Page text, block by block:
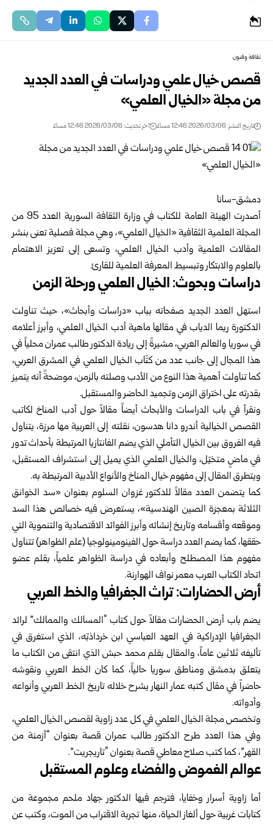
ثقافة وفنون
قصص خيال علمي ودراسات في العدد الجديد
من مجلة «الخيال العلمي»
تاريخ النشر: 2026/03/06 12:46 مساءً اخر تحديث: 2026/03/06 12:46 مساءً
دمشق-سانا
أصدرت الهيئة العامة للكتاب فيوزارة الثقافة السورية
العدد 95 من
المجلة العلمية الثقافية «الخيال العلمي»، وهي مجلة فصلية تعنى بنشر
المقالات العلمية وأدب الخيال العلمي، وتسعى إلى تعزيز الاهتمام
بالعلوم والابتكار وتبسيط المعرفة العلمية للقارئ.
دراسات وبحوث: الخيال العلمي ورحلة الزمن
استهل العدد الجديد صفحاته بباب «دراسات وأبحاث»، حيث تناولت
الدكتورة ريما الدياب في مقالها ماهية أدب الخيال العلمي، وأبرز أعلامه
في سوريا والعالم العربي، مشيرةً إلى ريادة الدكتور طالب عمران محلياً في
هذا المجال إلى جانب عدد من كتّاب الخيال العلمي في المشرق العربي،
كما تناولت أهمية هذا النوع من الأدب وصلته بالزمن، موضحةً أنه يتميز
بقدرته على اختراق الزمن وتجميد الحاضر والمستقبل.
ونقرأ في باب الدراسات والأبحاث أيضاً مقالاً حول أدب المناخ لكاتب
القصص الخيالية أندرو دانا هدسون، نقلته إلى العربية مها مرزة، يتناول
فيه الفروق بين الخيال التأملي الذي يضم الفانتازيا المرتبطة بأحداث تدور
في ماضٍ متخيّل، والخيال العلمي الذي يميل إلى استشراف المستقبل،
ويتطرق المقال إلى مفهوم خيال المناخ والأنواع الأدبية المرتبطة به.
كما يتضمن العدد مقالاً للدكتور غزوان السلوم بعنوان «سد الخوانق
الثلاثة بمعجزة الصين الهندسية»، يستعرض فيه خصائص هذا السد
وموقعه وأقسامه وتاريخ إنشائه وأبرز الفوائد الاقتصادية والتنموية التي
حققها، كما يضم العدد دراسة حول الفينومينولوجيا (علم الظواهر) تتناول
مفهوم هذا المصطلح وأبعاده في دراسة الظواهر علمياً، بقلم عضو
اتحاد الكتاب العرب معمر نواف الهوارنة.
أرض الحضارات: تراث الجغرافيا والخط العربي
يضم باب أرض الحضارات مقالاً حول كتاب “المسالك والممالك” لرائد
الجغرافيا الإدراكية في العهد العباسي ابن خرداذبّه، الذي استغرق في
تأليفه ثلاثين عاماً، والمقال بقلم محمد حبش الذي انتقى من الكتاب ما
يتعلق بدمشق ومناطق سوريا حالياً، كما كان الخط العربي ونقوشه
حاضراً في مقال كتبه عمار النهار يشرح خلاله تاريخ الخط العربي وأنواعه
وأدواته.
وتخصص مجلة الخيال العلمي في كل عدد زاوية لقصص الخيال العلمي،
وفي هذا العدد طرح الدكتور طالب عمران قصة بعنوان “أزمنة من
القهر”، كما كتب صلاح معاطي قصة بعنوان “تاريجريت”.
عوالم الغموض والفضاء وعلوم المستقبل
أما زاوية أسرار وخفايا، فترجم فيها الدكتور جهاد ملحم مجموعة من
كتابات غربية حول ألغاز الحياة، منها تجربة الاقتراب من الموت، وكتب عن